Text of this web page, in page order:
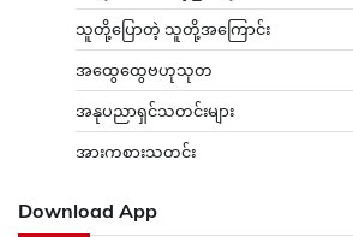
သူတို့ပြောတဲ့ သူတို့အကြောင်း
အထွေထွေဗဟုသုတ
အနုပညာရှင်သတင်းများ
အားကစားသတင်း
Download App